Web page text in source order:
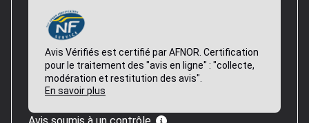
Avis Vérifiés est certifié par AFNOR. Certification
pour le traitement des "avis en ligne" : "collecte,
modération et restitution des avis".
En savoir plus